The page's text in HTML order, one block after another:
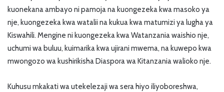
kuonekana ambayo ni pamoja na kuongezeka kwa masoko ya
nje, kuongezeka kwa watalii na kukua kwa matumizi ya lugha ya
Kiswahili. Mengine ni kuongezeka kwa Watanzania waishio nje,
uchumi wa buluu, kuimarika kwa ujirani mwema, na kuwepo kwa
mwongozo wa kushirikisha Diaspora wa Kitanzania walioko nje.
Kuhusu mkakati wa utekelezaji wa sera hiyo iliyoboreshwa,